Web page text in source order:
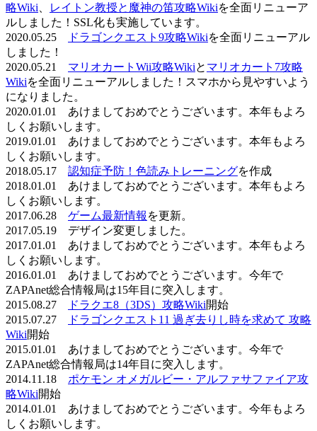
略Wiki
レイトン教授と魔神の笛攻略Wikiを全面リニューア
ルしました！SSL化も実施しています。
2020.05.25
ドラゴンクエスト9攻略Wikiを全面リニューアル
しました！
2020.05.21 マリオカートWii攻略Wikiと マリオカート7攻略
Wikiを全面リニューアルしました！スマホから見やすいよう
になりました。
2020.01.01 あけましておめでとうございます。本年もよろ
しくお願いします。
2019.01.01 あけましておめでとうございます。本年もよろ
しくお願いします。
2018.05.17 認知症予防！色読みトレーニングを作成
2018.01.01 あけましておめでとうございます。本年もよろ
しくお願いします。
2017.06.28 ゲーム最新情報 を更新。
2017.05.19 デザイン変更しました。
2017.01.01 あけましておめでとうございます。本年もよろ
しくお願いします。
2016.01.01 あけましておめでとうございます。今年で
ZAPAnet総合情報局は15年目に突入します。
2015.08.27
ドラクエ8（3DS）攻略Wiki開始
2015.07.27
ドラゴンクエスト11 過ぎ去りし時を求めて 攻略
Wiki開始
2015.01.01 あけましておめでとうございます。今年で
ZAPAnet総合情報局は14年目に突入します。
2014.11.18 ポケモン オメガルビー・アルファサファイア攻
略Wiki開始
2014.01.01 あけましておめでとうございます。今年もよろ
しくお願いします。